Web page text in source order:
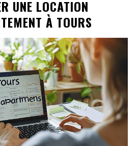
UNE LOCATION
À TOURS